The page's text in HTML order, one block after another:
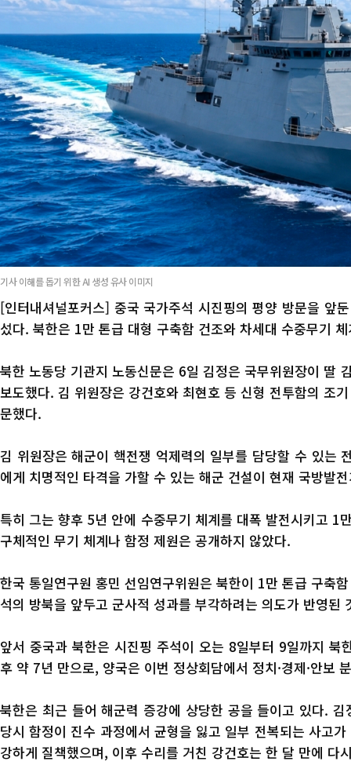
기사 이해를 돕기 위한 AI 생성 유사 이미지
[인터내셔널포커스] 중국 국가주석 시진핑의 평양 방문을 앞
섰다. 북한은 1만 톤급 대형 구축함 건조와 차세대 수중무기
북한 노동당 기관지 노동신문은 6일 김정은 국무위원장이 딸
보도했다. 김 위원장은 강건호와 최현호 등 신형 전투함의 조
문했다.
김 위원장은 해군이 핵전쟁 억제력의 일부를 담당할 수 있는
에게 치명적인 타격을 가할 수 있는 해군 건설이 현재 국방발
특히 그는 향후 5년 안에 수중무기 체계를 대폭 발전시키고
구체적인 무기 체계나 함정 제원은 공개하지 않았다.
한국 통일연구원 홍민 선임연구위원은 북한이 1만 톤급 구축
석의 방북을 앞두고 군사적 성과를 부각하려는 의도가 반영된
앞서 중국과 북한은 시진핑 주석이 오는 8일부터 9일까지
후 약 7년 만으로, 양국은 이번 정상회담에서 정치·경제·안보
북한은 최근 들어 해군력 증강에 상당한 공을 들이고 있다.
당시 함정이 진수 과정에서 균형을 잃고 일부 전복되는 사고
강하게 질책했으며, 이후 수리를 거친 강건호는 한 달 만에 다